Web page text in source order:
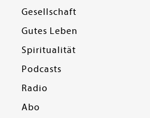
Gesellschaft
Gutes Leben
Spiritualität
Podcasts
Radio
Abo